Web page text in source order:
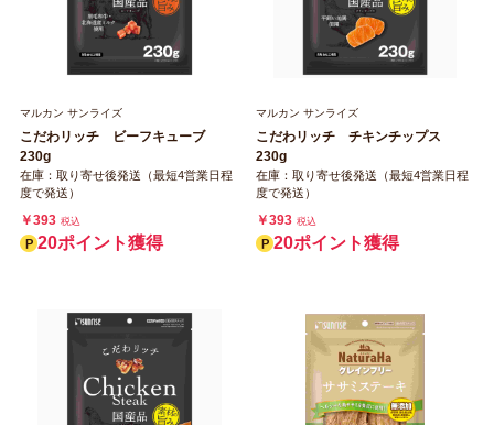
マルカン サンライズ
こだわリッチ ビーフキューブ
230g
在庫：取り寄せ後発送（最短4営業日程
度で発送）
￥393 税込
20ポイント獲得
マルカン サンライズ
こだわリッチ チキンチップス
230g
在庫：取り寄せ後発送（最短4営業日程
度で発送）
￥393 税込
20ポイント獲得